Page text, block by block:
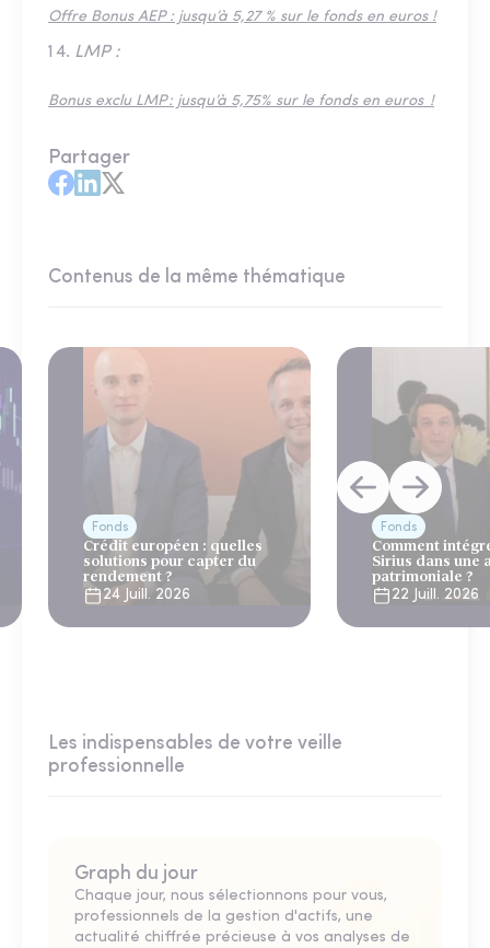
Offre Bonus AEP : jusqu’à 5,27 % sur le fonds en euros !
LMP :
Bonus exclu LMP : jusqu’à 5,75% sur le fonds en euros !
Partager
Contenus de la même thématique
Fonds
Crédit européen : quelles
solutions pour capter du
rendement ?
24 Juill. 2026
Fonds
Comment
Sirius dans une
patrimoniale ?
22 Juill. 2026
Les indispensables de votre veille
professionnelle
Graph du jour
Chaque jour, nous sélectionnons pour vous,
professionnels de la gestion d'actifs, une
actualité chiffrée précieuse à vos analyses de